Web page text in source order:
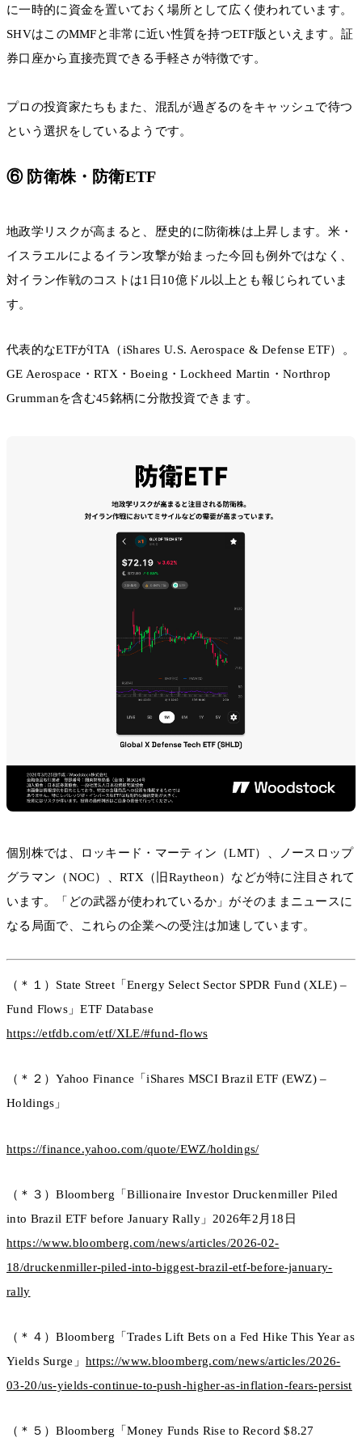
に一時的に資金を置いておく場所として広く使われています。
SHVはこのMMFと非常に近い性質を持つETF版といえます。証
券口座から直接売買できる手軽さが特徴です。
プロの投資家たちもまた、混乱が過ぎるのをキャッシュで待つ
という選択をしているようです。
⑥ 防衛株・防衛ETF
地政学リスクが高まると、歴史的に防衛株は上昇します。米・
イスラエルによるイラン攻撃が始まった今回も例外ではなく、
対イラン作戦のコストは1日10億ドル以上とも報じられていま
す。
代表的なETFがITA（iShares U.S. Aerospace & Defense ETF）。
GE Aerospace・RTX・Boeing・Lockheed Martin・Northrop
Grummanを含む45銘柄に分散投資できます。
個別株では、ロッキード・マーティン（LMT）、ノースロップ
グラマン（NOC）、RTX（旧Raytheon）などが特に注目されて
います。「どの武器が使われているか」がそのままニュースに
なる局面で、これらの企業への受注は加速しています。
（＊１）State Street「Energy Select Sector SPDR Fund (XLE) –
Fund Flows」ETF Database
https://etfdb.com/etf/XLE/#fund-flows
（＊２）Yahoo Finance「iShares MSCI Brazil ETF (EWZ) –
Holdings」
https://finance.yahoo.com/quote/EWZ/holdings/
（＊３）Bloomberg「Billionaire Investor Druckenmiller Piled
into Brazil ETF before January Rally」2026年2月18日
https://www.bloomberg.com/news/articles/2026-02-
18/druckenmiller-piled-into-biggest-brazil-etf-before-january-
rally
（＊４）Bloomberg「Trades Lift Bets on a Fed Hike This Year as
Yields Surge」 https://www.bloomberg.com/news/articles/2026-
03-20/us-yields-continue-to-push-higher-as-inflation-fears-persist
（＊５）Bloomberg「Money Funds Rise to Record $8.27